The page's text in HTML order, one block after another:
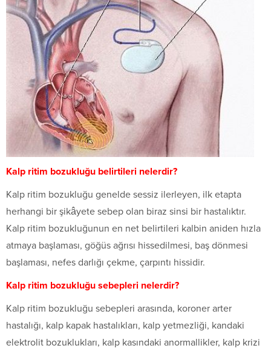
Kalp ritim bozukluğu belirtileri nelerdir?
Kalp ritim bozukluğu genelde sessiz ilerleyen, ilk etapta
herhangi bir şikâyete sebep olan biraz sinsi bir hastalıktır.
Kalp ritim bozukluğunun en net belirtileri kalbin aniden hızla
atmaya başlaması, göğüs ağrısı hissedilmesi, baş dönmesi
başlaması, nefes darlığı çekme, çarpıntı hissidir.
Kalp ritim bozukluğu sebepleri nelerdir?
Kalp ritim bozukluğu sebepleri arasında, koroner arter
hastalığı, kalp kapak hastalıkları, kalp yetmezliği, kandaki
elektrolit bozuklukları, kalp kasındaki anormallikler, kalp krizi